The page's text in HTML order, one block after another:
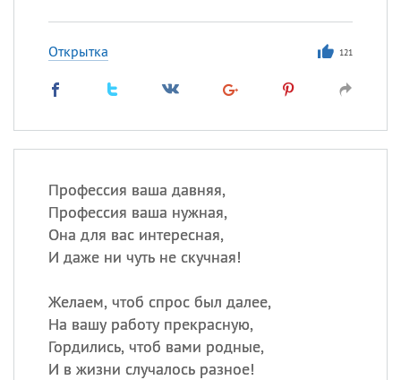
Открытка 121
Профессия ваша давняя,
Профессия ваша нужная,
Она для вас интересная,
И даже ни чуть не скучная!
Желаем, чтоб спрос был далее,
На вашу работу прекрасную,
Гордились, чтоб вами родные,
И в жизни случалось разное!